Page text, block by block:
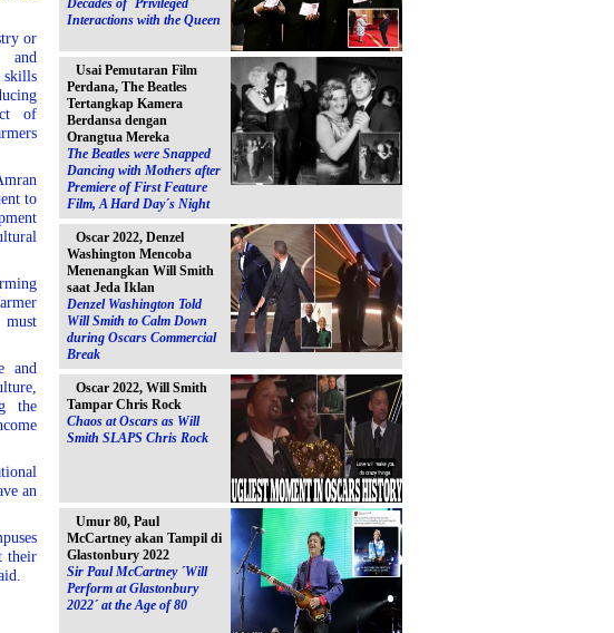
or
and
skills
of
to
and
the
an
their
Decades of `Privileged´
Interactions with the Queen
Usai Pemutaran Film
Perdana, The Beatles
Tertangkap Kamera
Berdansa dengan
Orangtua Mereka
The Beatles were Snapped
Dancing with Mothers after
Premiere of First Feature
Film, A Hard Day´s Night
Oscar 2022, Denzel
Washington Mencoba
Menenangkan Will Smith
saat Jeda Iklan
Denzel Washington Told
Will Smith to Calm Down
during Oscars Commercial
Break
Oscar 2022, Will Smith
Tampar Chris Rock
Chaos at Oscars as Will
Smith SLAPS Chris Rock
Umur 80, Paul
McCartney akan Tampil di
Glastonbury 2022
Sir Paul McCartney ´Will
Perform at Glastonbury
2022´ at the Age of 80